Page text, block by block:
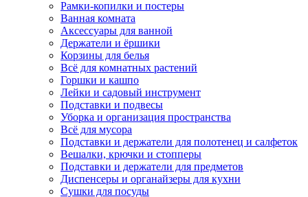
Рамки-копилки и постеры
Ванная комната
Аксессуары для ванной
Держатели и ёршики
Корзины для белья
Всё для комнатных растений
Горшки и кашпо
Лейки и садовый инструмент
Подставки и подвесы
Уборка и организация пространства
Всё для мусора
Подставки и держатели для полотенец и салфеток
Вешалки, крючки и стопперы
Подставки и держатели для предметов
Диспенсеры и органайзеры для кухни
Сушки для посуды